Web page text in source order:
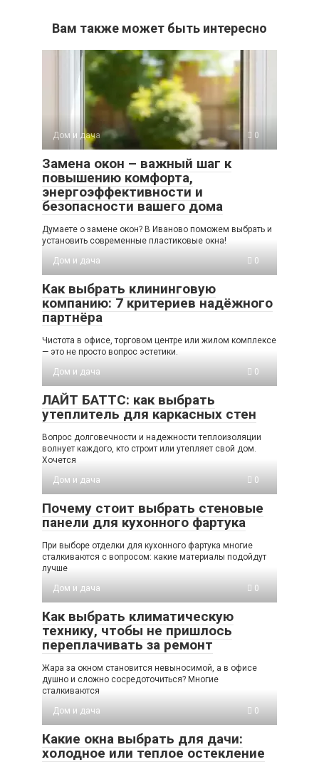
Вам также может быть интересно
Дом и дача 0
Замена окон – важный шаг к
повышению комфорта,
энергоэффективности и
безопасности вашего дома
Думаете о замене окон? В Иваново поможем выбрать и
установить современные пластиковые окна!
Дом и дача
0
Как выбрать клининговую
компанию: 7 критериев надёжного
партнёра
Чистота в офисе, торговом центре или жилом комплексе
— это не просто вопрос эстетики.
Дом и дача
0
ЛАЙТ БАТТС: как выбрать
утеплитель для каркасных стен
Вопрос долговечности и надежности теплоизоляции
волнует каждого, кто строит или утепляет свой дом.
Хочется
Дом и дача
0
Почему стоит выбрать стеновые
панели для кухонного фартука
При выборе отделки для кухонного фартука многие
сталкиваются с вопросом: какие материалы подойдут
лучше
Дом и дача
0
Как выбрать климатическую
технику, чтобы не пришлось
переплачивать за ремонт
Жара за окном становится невыносимой, а в офисе
душно и сложно сосредоточиться? Многие
сталкиваются
Дом и дача
0
Какие окна выбрать для дачи:
холодное или теплое остекление